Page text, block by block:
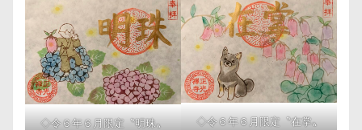
◇令６年６月限定〝明珠〟 ◇令６年６月限定〝在掌〟